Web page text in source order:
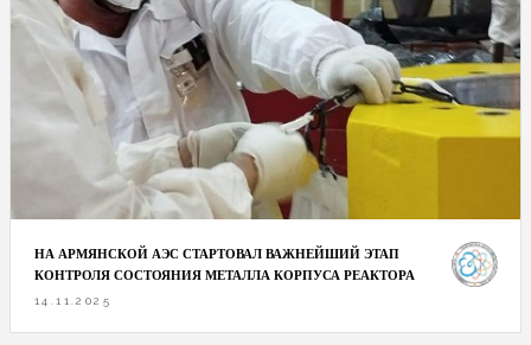
НА АРМЯНСКОЙ АЭС СТАРТОВАЛ ВАЖНЕЙШИЙ ЭТАП
КОНТРОЛЯ СОСТОЯНИЯ МЕТАЛЛА КОРПУСА РЕАКТОРА
14.11.2025